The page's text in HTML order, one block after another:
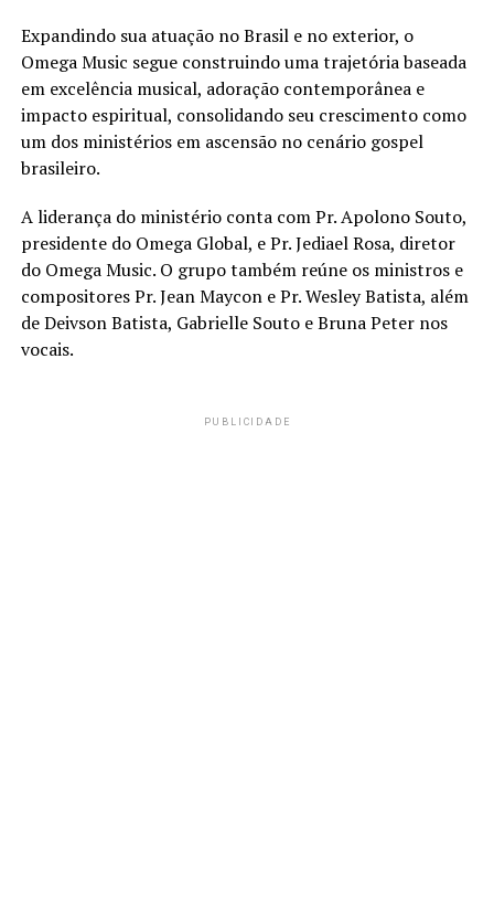
Expandindo sua atuação no Brasil e no exterior, o
Omega Music segue construindo uma trajetória baseada
em excelência musical, adoração contemporânea e
impacto espiritual, consolidando seu crescimento como
um dos ministérios em ascensão no cenário gospel
brasileiro.
A liderança do ministério conta com Pr. Apolono Souto,
presidente do Omega Global, e Pr. Jediael Rosa, diretor
do Omega Music. O grupo também reúne os ministros e
compositores Pr. Jean Maycon e Pr. Wesley Batista, além
de Deivson Batista, Gabrielle Souto e Bruna Peter nos
vocais.
PUBLICIDADE